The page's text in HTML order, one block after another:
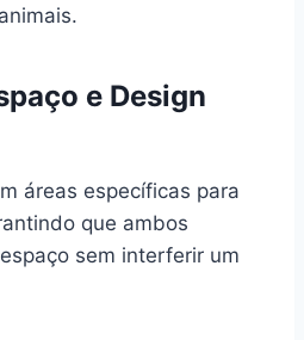
e Design
áreas específicas para
que ambos
sem interferir um